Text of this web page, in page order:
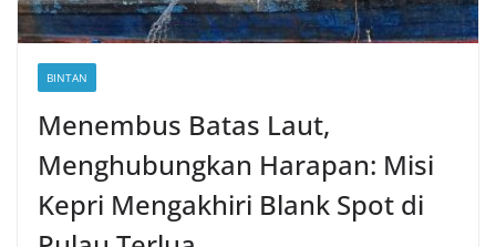
BINTAN
Menembus Batas Laut,
Menghubungkan Harapan: Misi
Kepri Mengakhiri Blank Spot di